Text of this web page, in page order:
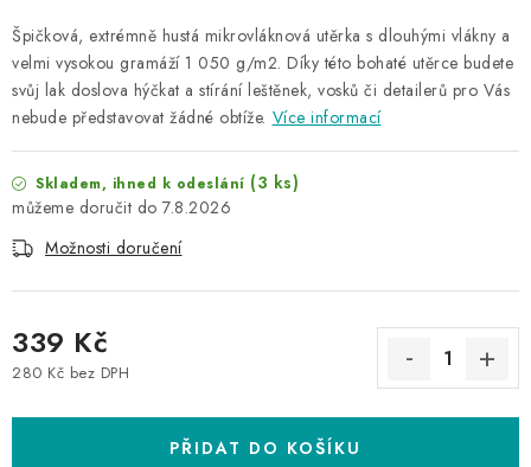
Věrnostní program
Všeobecné obchodní podmínky
Podmínky ochrany osobních údajů
Mapa serveru
Špičková, extrémně hustá mikrovláknová utěrka s dlouhými vlákny a
velmi vysokou gramáží 1 050 g/m2. Díky této bohaté utěrce budete
svůj lak doslova hýčkat a stírání leštěnek, vosků či detailerů pro Vás
nebude představovat žádné obtíže. Více informací
Skladem, ihned k odeslání (3 ks)
7.8.2026
Možnosti doručení
339 Kč
280 Kč bez DPH
PŘIDAT DO KOŠÍKU